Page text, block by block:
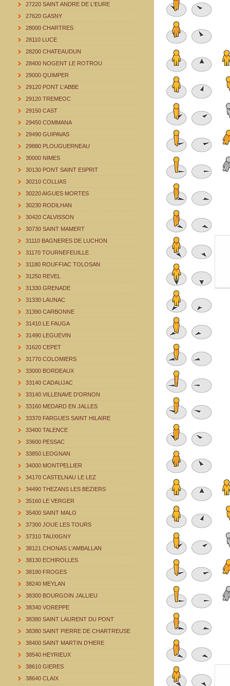
27220 SAINT ANDRE DE L'EURE
27620 GASNY
28000 CHARTRES
28110 LUCE
28200 CHATEAUDUN
28400 NOGENT LE ROTROU
29000 QUIMPER
29120 PONT L'ABBE
29120 TREMEOC
29150 CAST
29450 COMMANA
29490 GUIPAVAS
29880 PLOUGUERNEAU
30000 NIMES
30130 PONT SAINT ESPRIT
30210 COLLIAS
30220 AIGUES MORTES
30230 RODILHAN
30420 CALVISSON
30730 SAINT MAMERT
31110 BAGNERES DE LUCHON
31170 TOURNEFEUILLE
31180 ROUFFIAC TOLOSAN
31250 REVEL
31330 GRENADE
31330 LAUNAC
31390 CARBONNE
31410 LE FAUGA
31490 LEGUEVIN
31620 CEPET
31770 COLOMIERS
33000 BORDEAUX
33140 CADAUJAC
33140 VILLENAVE D'ORNON
33160 MEDARD EN JALLES
33370 FARGUES SAINT HILAIRE
33400 TALENCE
33600 PESSAC
33850 LEOGNAN
34000 MONTPELLIER
34170 CASTELNAU LE LEZ
34490 THEZANS LES BEZIERS
35160 LE VERGER
35400 SAINT MALO
37300 JOUE LES TOURS
37310 TAUXIGNY
38121 CHONAS L'AMBALLAN
38130 ECHIROLLES
38190 FROGES
38240 MEYLAN
38300 BOURGOIN JALLIEU
38340 VOREPPE
38380 SAINT LAURENT DU PONT
38380 SAINT PIERRE DE CHARTREUSE
38400 SAINT MARTIN D'HERE
38540 HEYRIEUX
38610 GIERES
38640 CLAIX